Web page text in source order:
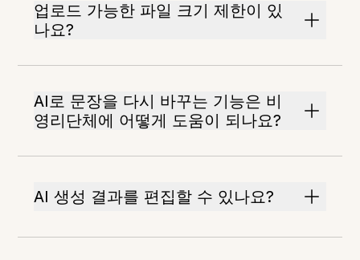
업로드 가능한 파일 크기 제한이 있
나요?
AI로 문장을 다시 바꾸는 기능은 비
영리단체에 어떻게 도움이 되나요?
AI 생성 결과를 편집할 수 있나요?